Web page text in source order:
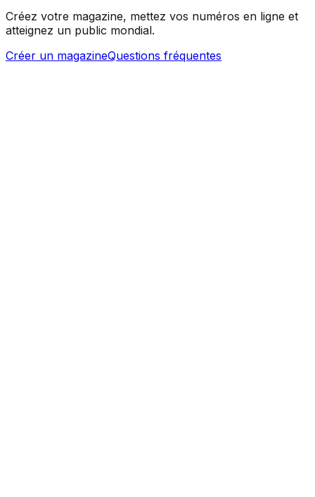
Créez votre magazine, mettez vos numéros en ligne et
atteignez un public mondial.
Créer un magazineQuestions fréquentes